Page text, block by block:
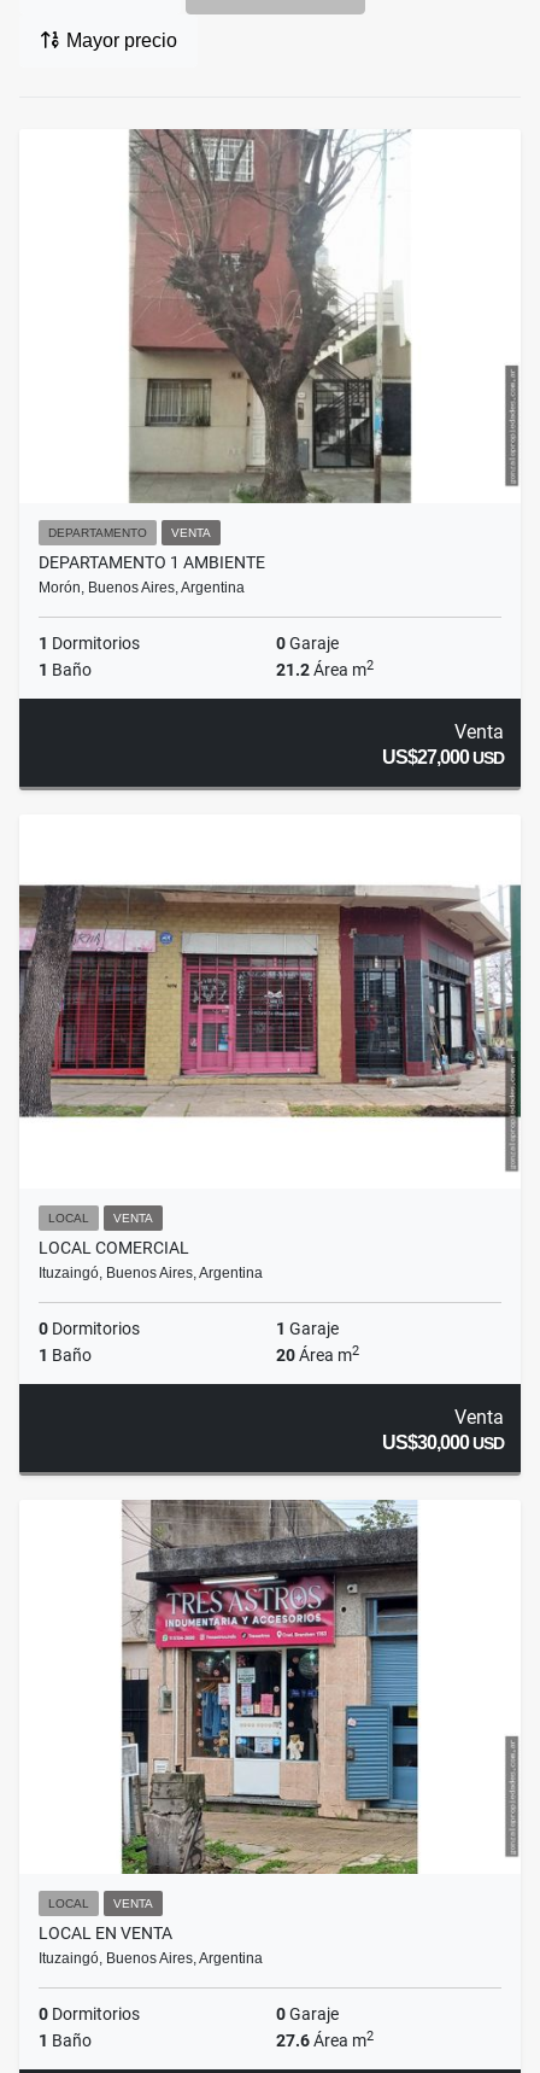
Mayor precio
DEPARTAMENTO VENTA
DEPARTAMENTO 1 AMBIENTE
Morón, Buenos Aires, Argentina
1 Dormitorios 0Garaje
1 Baño 21.2Área m2
Venta
US$27,000USD
LOCAL VENTA
LOCAL COMERCIAL
Ituzaingó, Buenos Aires, Argentina
0 Dormitorios 1 Garaje
1 Baño 20Área m2
Venta
US$30,000USD
LOCAL VENTA
LOCAL EN VENTA
Ituzaingó, Buenos Aires, Argentina
0 Dormitorios 0Garaje
1 Baño 27.6Área m2